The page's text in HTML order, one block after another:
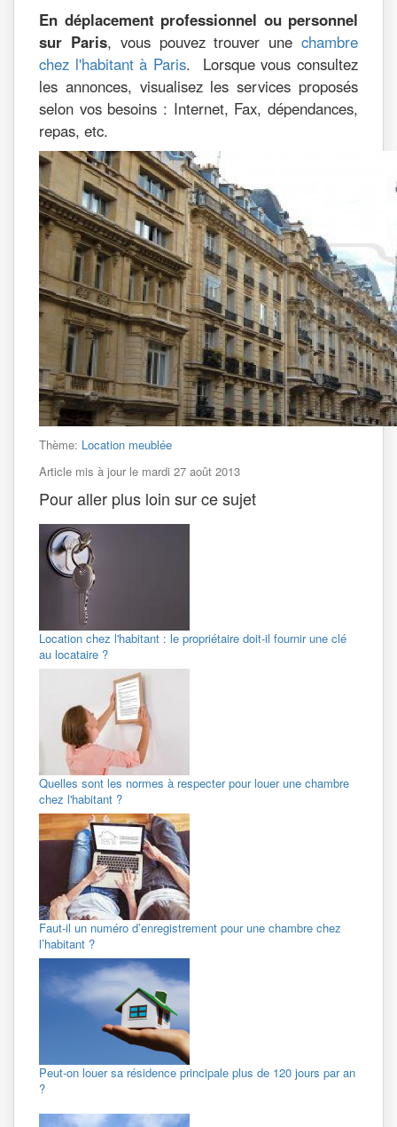
En déplacement professionnel ou personnel
sur Paris, vous pouvez trouver unechambre
chez l'habitant à Paris. Lorsque vous consultez
les annonces, visualisez les services proposés
selon vos besoins : Internet, Fax, dépendances,
repas, etc.
Thème: Location meublée
Article mis à jour le mardi 27 août 2013
Pour aller plus loin sur ce sujet
Location chez l'habitant : le propriétaire doit-il fournir une clé
au locataire ?
Quelles sont les normes à respecter pour louer une chambre
chez l'habitant ?
Faut-il un numéro d’enregistrement pour une chambre chez
l’habitant ?
Peut-on louer sa résidence principale plus de 120 jours par an
?